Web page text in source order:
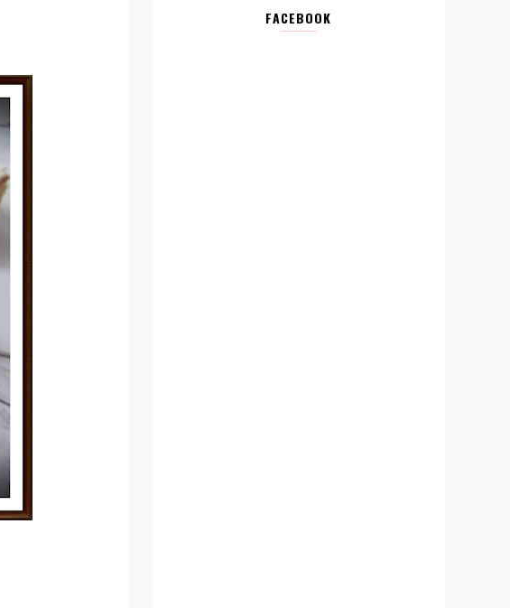
FACEBOOK